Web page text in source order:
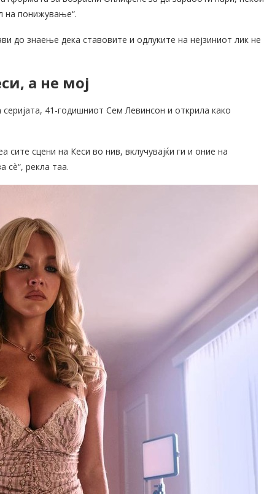
на понижување“.
до знаење дека ставовите и одлуките на нејзиниот лик не
а не мој
41-годишниот Сем Левинсон и открила како
сите сцени на Кеси во нив, вклучувајќи ги и оние на
сè“, рекла таа.